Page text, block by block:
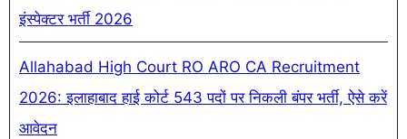
इंस्पेक्टर भर्ती 2026
Allahabad High Court RO ARO CA Recruitment
2026: इलाहाबाद हाई कोर्ट 543 पदों पर निकली बंपर भर्ती, ऐसे करें
आवेदन